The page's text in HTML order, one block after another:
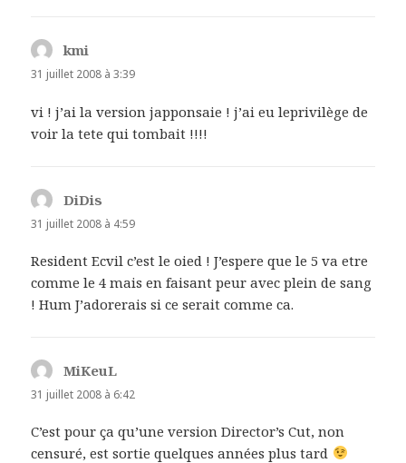
kmi
31 juillet 2008 à 3:39
vi ! j’ai la version japponsaie ! j’ai eu leprivilège de
voir la tete qui tombait !!!!
DiDis
31 juillet 2008 à 4:59
Resident Ecvil c’est le oied ! J’espere que le 5 va etre
comme le 4 mais en faisant peur avec plein de sang
! Hum J’adorerais si ce serait comme ca.
MiKeuL
31 juillet 2008 à 6:42
C’est pour ça qu’une version Director’s Cut, non
censuré, est sortie quelques années plus tard